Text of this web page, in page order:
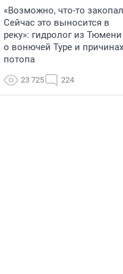
«Возможно, что-то
Сейчас это выносится в
реку»: гидролог из
о вонючей Туре и причинах
потопа
23 725 224